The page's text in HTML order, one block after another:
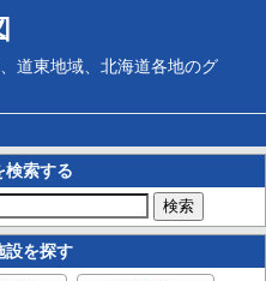
道東地域、北海道各地のグ
検索する
設を探す